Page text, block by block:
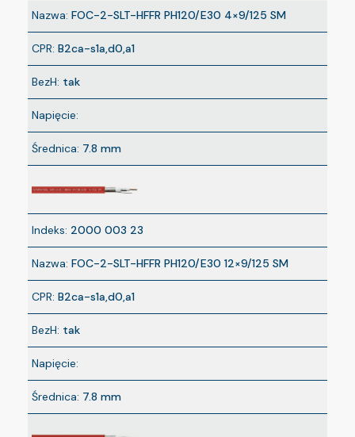
Nazwa: FOC-2-SLT-HFFR PH120/E30 4×9/125 SM
CPR: B2ca-s1a,d0,a1
BezH: tak
Napięcie:
Średnica: 7.8 mm
Indeks: 2000 003 23
Nazwa: FOC-2-SLT-HFFR PH120/E30 12×9/125 SM
CPR: B2ca-s1a,d0,a1
BezH: tak
Napięcie:
Średnica: 7.8 mm